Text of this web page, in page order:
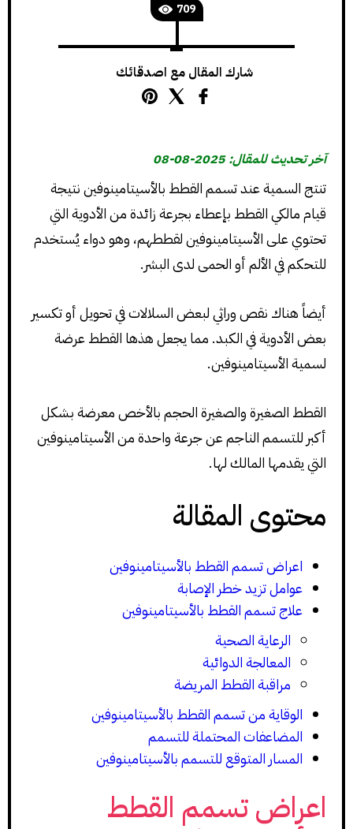
709
شارك المقال مع اصدقائك
آخر تحديث للمقال: 2025-08-08
تنتج السمية عند تسمم القطط بالأسيتامينوفين نتيجة
قيام مالكي القطط بإعطاء بجرعة زائدة من الأدوية التي
تحتوي على الأسيتامينوفين لقططهم، وهو دواء يُستخدم
للتحكم في الألم أو الحمى لدى البشر.
أيضاً هناك نقص وراثي لبعض السلالات في تحويل أو تكسير
بعض الأدوية في الكبد. مما يجعل هذها القطط عرضة
لسمية الأسيتامينوفين.
القطط الصغيرة والصغيرة الحجم بالأخص معرضة بشكل
أكبر للتسمم الناجم عن جرعة واحدة من الأسيتامينوفين
التي يقدمها المالك لها.
محتوى المقالة
اعراض تسمم القطط بالأسيتامينوفين
عوامل تزيد خطر الإصابة
علاج تسمم القطط بالأسيتامينوفين
الرعاية الصحية
المعالجة الدوائية
مراقبة القطط المريضة
الوقاية من تسمم القطط بالأسيتامينوفين
المضاعفات المحتملة للتسمم
المسار المتوقع للتسمم بالأسيتامينوفين
اعراض تسمم القطط